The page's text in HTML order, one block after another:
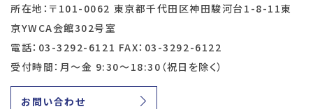
所在地：〒101-0062 東京都千代田区神田駿河台1-8-11東
京YWCA会館302号室
電話：03-3292-6121 FAX：03-3292-6122
受付時間：月～金 9:30～18:30（祝日を除く）
お問い合わせ